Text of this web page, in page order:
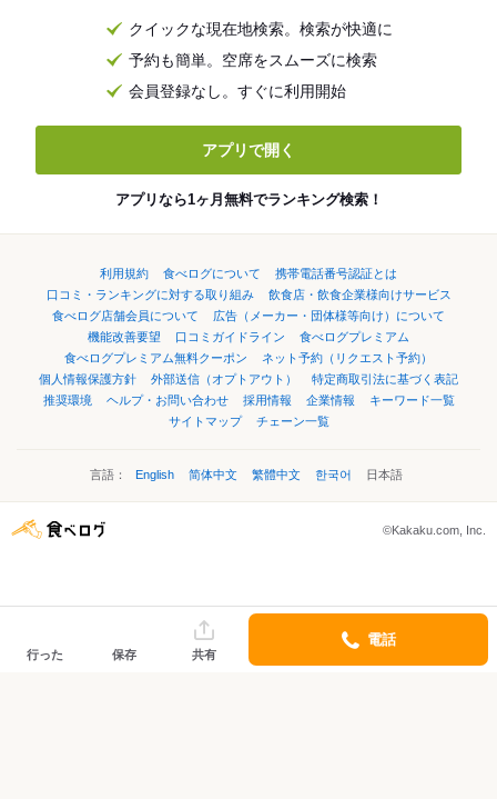
クイックな現在地検索。検索が快適に
予約も簡単。空席をスムーズに検索
会員登録なし。すぐに利用開始
アプリで開く
アプリなら1ヶ月無料でランキング検索！
利用規約 食べログについて
携帯電話番号認証とは
口コミ・ランキングに対する取り組み
飲食店・飲食企業様向けサービス
食べログ店舗会員について
広告（メーカー・団体様等向け）について
機能改善要望
口コミガイドライン
食べログプレミアム
食べログプレミアム無料クーポン
ネット予約（リクエスト予約）
個人情報保護方針
外部送信（オプトアウト）
特定商取引法に基づく表記
推奨環境
ヘルプ・お問い合わせ 採用情報 企業情報
キーワード一覧
サイトマップ
チェーン一覧
言語： English 简体中文 繁體中文 한국어 日本語
©Kakaku.com, Inc.
行った 保存 共有
電話